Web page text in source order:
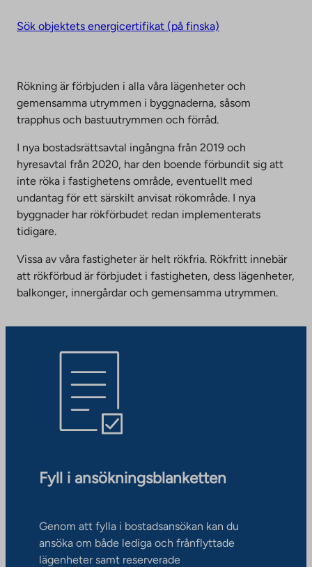
Sök objektets energicertifikat (på finska)
Rökning är förbjuden i alla våra lägenheter och
gemensamma utrymmen i byggnaderna, såsom
trapphus och bastuutrymmen och förråd.
I nya bostadsrättsavtal ingångna från 2019 och
hyresavtal från 2020, har den boende förbundit sig att
inte röka i fastighetens område, eventuellt med
undantag för ett särskilt anvisat rökområde. I nya
byggnader har rökförbudet redan implementerats
tidigare.
Vissa av våra fastigheter är helt rökfria. Rökfritt innebär
att rökförbud är förbjudet i fastigheten, dess lägenheter,
balkonger, innergårdar och gemensamma utrymmen.
Fyll i ansökningsblanketten
Genom att fylla i bostadsansökan kan du
ansöka om både lediga och frånflyttade
lägenheter samt reserverade